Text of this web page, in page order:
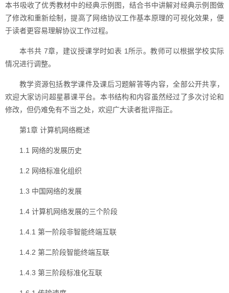
本书吸收了优秀教材中的经典示例图，结合书中讲解对经典示例图做
了修改和重新绘制，提高了网络协议工作基本原理的可视化效果，便
于读者更容易理解协议工作过程。
本书共 7章，建议授课学时如表 1所示。教师可以根据学校实际
情况进行调整。
教学资源包括教学课件及课后习题解答等内容，全部公开共享，
欢迎大家访问超星慕课平台。本书结构和内容虽然经过了多次讨论和
修改，但仍难免有不当之处，欢迎广大读者批评指正。
第1章 计算机网络概述
1.1 网络的发展历史
1.2 网络标准化组织
1.3 中国网络的发展
1.4 计算机网络发展的三个阶段
1.4.1 第一阶段非智能终端互联
1.4.2 第二阶段智能终端互联
1.4.3 第三阶段标准化互联